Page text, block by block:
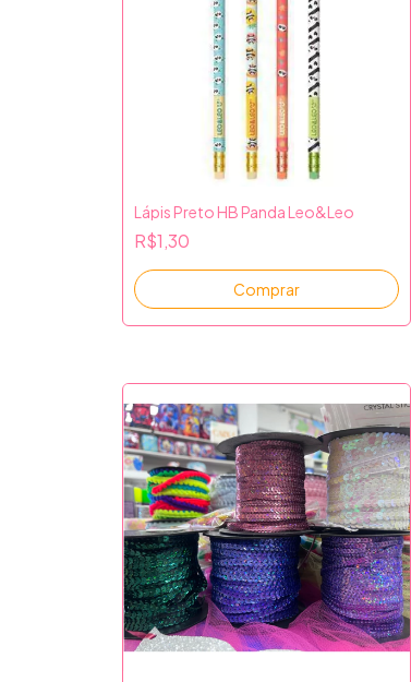
Lápis Preto HB Panda Leo&Leo
R$1,30
Comprar